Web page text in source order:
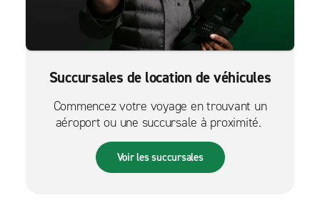
Succursales de location de véhicules
Commencez votre voyage en trouvant un
aéroport ou une succursale à proximité.
Voir les succursales